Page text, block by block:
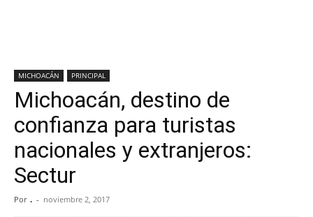
MICHOACÁN PRINCIPAL
Michoacán, destino de
confianza para turistas
nacionales y extranjeros:
Sectur
Por . - noviembre 2, 2017